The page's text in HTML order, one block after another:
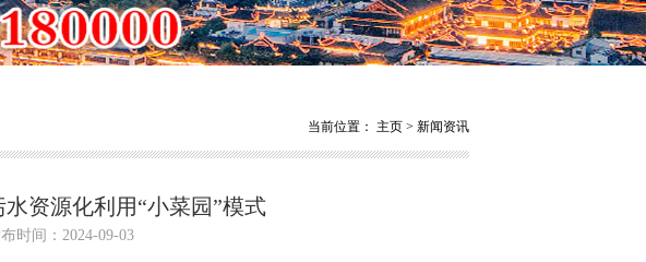
当前位置： 主页 > 新闻资讯
资源化利用“小菜园”模式
时间：2024-09-03